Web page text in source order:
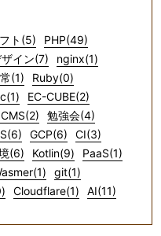
ト(5)
PHP(49)
イン(7)
nginx(1)
(1)
Ruby(0)
EC-CUBE(2)
勉強会(4)
GCP(6)
CI(3)
(6) Kotlin(9)
PaaS(1)
git(1)
Cloudflare(1) AI(11)